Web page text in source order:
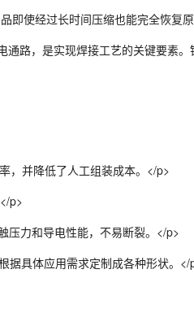
即使经过长时间压缩也能完全恢复
，是实现焊接工艺的关键要素。
，并降低了人工组装成本。</p>
p>
压力和导电性能，不易断裂。</p>
据具体应用需求定制成各种形状。</